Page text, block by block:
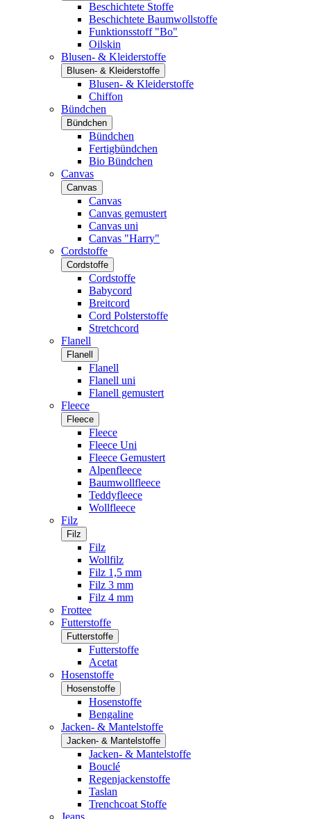
Beschichtete Stoffe
Beschichtete Baumwollstoffe
Funktionsstoff "Bo"
Oilskin
Blusen- & Kleiderstoffe
Blusen- & Kleiderstoffe
Blusen- & Kleiderstoffe
Chiffon
Bündchen
Bündchen
Bündchen
Fertigbündchen
Bio Bündchen
Canvas
Canvas
Canvas
Canvas gemustert
Canvas uni
Canvas "Harry"
Cordstoffe
Cordstoffe
Cordstoffe
Babycord
Breitcord
Cord Polsterstoffe
Stretchcord
Flanell
Flanell
Flanell
Flanell uni
Flanell gemustert
Fleece
Fleece
Fleece
Fleece Uni
Fleece Gemustert
Alpenfleece
Baumwollfleece
Teddyfleece
Wollfleece
Filz
Filz
Filz
Wollfilz
Filz 1,5 mm
Filz 3 mm
Filz 4 mm
Frottee
Futterstoffe
Futterstoffe
Futterstoffe
Acetat
Hosenstoffe
Hosenstoffe
Hosenstoffe
Bengaline
Jacken- & Mantelstoffe
Jacken- & Mantelstoffe
Jacken- & Mantelstoffe
Bouclé
Regenjackenstoffe
Taslan
Trenchcoat Stoffe
Jeans